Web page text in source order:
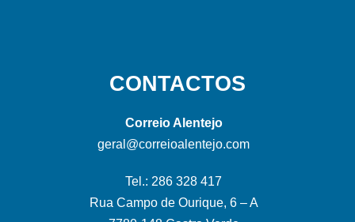
CONTACTOS
Correio Alentejo
geral@correioalentejo.com
Tel.: 286 328 417
Rua Campo de Ourique, 6 – A